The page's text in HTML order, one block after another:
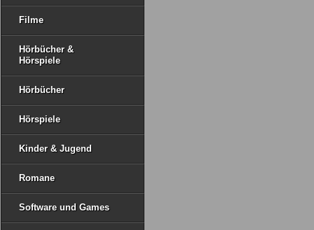
Filme
Hörbücher &
Hörspiele
Hörbücher
Hörspiele
Kinder & Jugend
Romane
Software und Games